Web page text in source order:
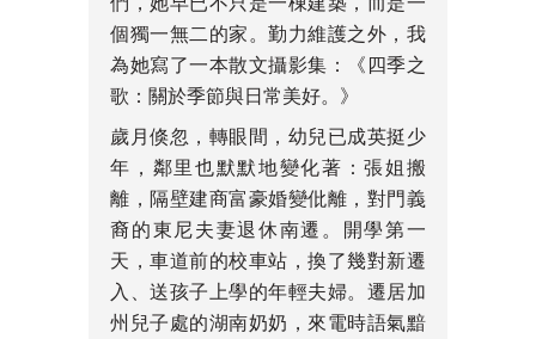
個獨一無二的家。勤力維護之外，我
為她寫了一本散文攝影集：《四季之
歌：關於季節與日常美好。》
歲月倏忽，轉眼間，幼兒已成英挺少
年，鄰里也默默地變化著：張姐搬
離，隔壁建商富豪婚變仳離，對門義
裔的東尼夫妻退休南遷。開學第一
天，車道前的校車站，換了幾對新遷
入、送孩子上學的年輕夫婦。遷居加
州兒子處的湖南奶奶，來電時語氣黯